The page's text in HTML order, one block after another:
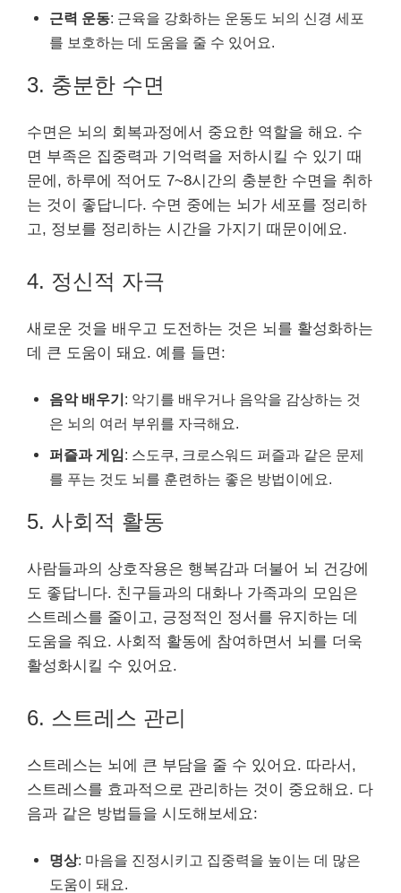
근력 운동: 근육을 강화하는 운동도 뇌의 신경 세포
를 보호하는 데 도움을 줄 수 있어요.
3. 충분한 수면
수면은 뇌의 회복과정에서 중요한 역할을 해요. 수
면 부족은 집중력과 기억력을 저하시킬 수 있기 때
문에, 하루에 적어도 7~8시간의 충분한 수면을 취하
는 것이 좋답니다. 수면 중에는 뇌가 세포를 정리하
고, 정보를 정리하는 시간을 가지기 때문이에요.
4. 정신적 자극
새로운 것을 배우고 도전하는 것은 뇌를 활성화하는
데 큰 도움이 돼요. 예를 들면:
음악 배우기: 악기를 배우거나 음악을 감상하는 것
은 뇌의 여러 부위를 자극해요.
퍼즐과 게임: 스도쿠, 크로스워드 퍼즐과 같은 문제
를 푸는 것도 뇌를 훈련하는 좋은 방법이에요.
5. 사회적 활동
사람들과의 상호작용은 행복감과 더불어 뇌 건강에
도 좋답니다. 친구들과의 대화나 가족과의 모임은
스트레스를 줄이고, 긍정적인 정서를 유지하는 데
도움을 줘요. 사회적 활동에 참여하면서 뇌를 더욱
활성화시킬 수 있어요.
6. 스트레스 관리
스트레스는 뇌에 큰 부담을 줄 수 있어요. 따라서,
스트레스를 효과적으로 관리하는 것이 중요해요. 다
음과 같은 방법들을 시도해보세요:
명상: 마음을 진정시키고 집중력을 높이는 데 많은
도움이 돼요.